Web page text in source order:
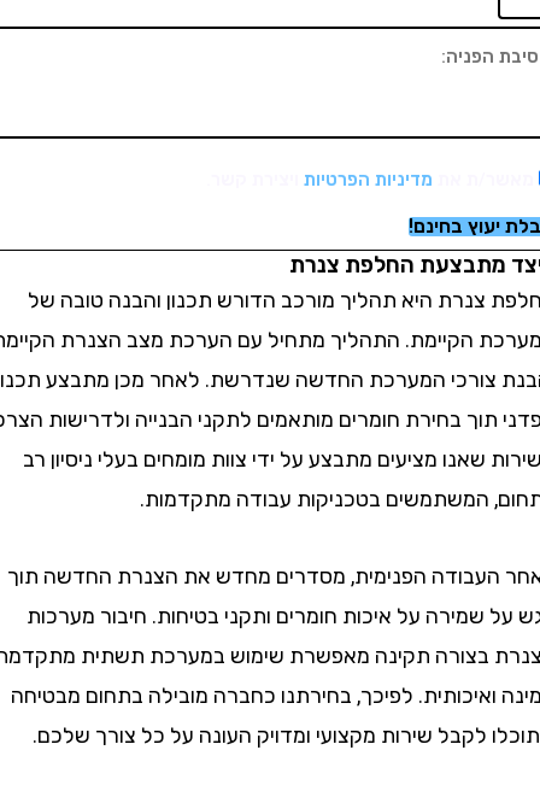
ת את מדיניות הפרטיותויצירת קשר.
בחינם!
החלפת צנרת
היא תהליך מורכב הדורש תכנון והבנה טובה של
הקיימת. התהליך מתחיל עם הערכת מצב הצנרת הקיימת
צורכי המערכת החדשה שנדרשת. לאחר מכן מתבצע תכנון
בחירת חומרים מותאמים לתקני הבנייה ולדרישות הצרכן.
שאנו מציעים מתבצע על ידי צוות מומחים בעלי ניסיון רב
המשתמשים בטכניקות עבודה מתקדמות.
הפנימית, מסדרים מחדש את הצנרת החדשה תוך
שמירה על איכות חומרים ותקני בטיחות. חיבור מערכות
בצורה תקינה מאפשרת שימוש במערכת תשתית מתקדמת,
לפיכך, בחירתנו כחברה מובילה בתחום מבטיחה
לקבל שירות מקצועי ומדויק העונה על כל צורך שלכם.